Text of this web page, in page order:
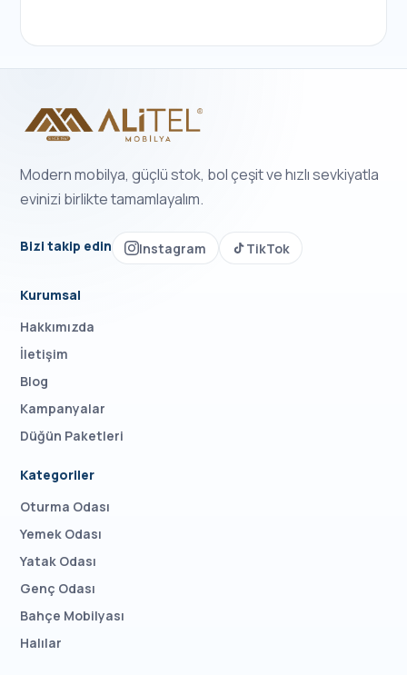
Modern mobilya, güçlü stok, bol çeşit ve hızlı sevkiyatla
evinizi birlikte tamamlayalım.
Bizi takip edin Instagram TikTok
Kurumsal
Hakkımızda
İletişim
Blog
Kampanyalar
Düğün Paketleri
Kategoriler
Oturma Odası
Yemek Odası
Yatak Odası
Genç Odası
Bahçe Mobilyası
Halılar